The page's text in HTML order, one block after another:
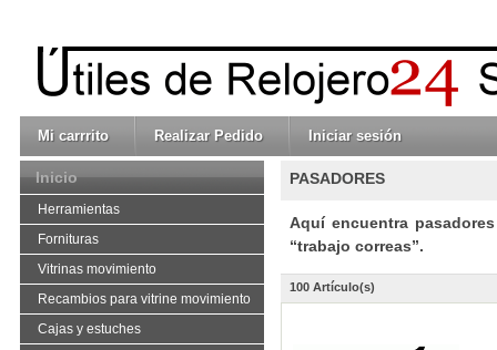
Mi carrrito Realizar Pedido Iniciar sesión
PASADORES
Aquí encuentra
“trabajo correas”.
100 Artículo(s)
Inicio
Herramientas
Fornituras
Vitrinas movimiento
Recambios para vitrine movimiento
Cajas y estuches